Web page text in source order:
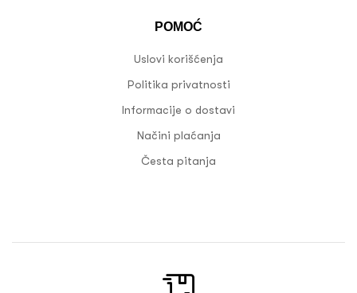
POMOĆ
Uslovi korišćenja
Politika privatnosti
Informacije o dostavi
Načini plaćanja
Česta pitanja